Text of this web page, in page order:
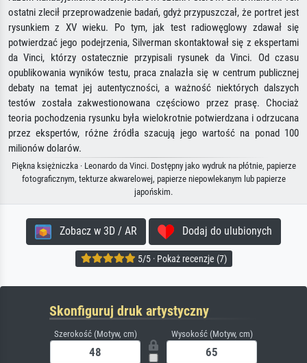
ostatni zlecił przeprowadzenie badań, gdyż przypuszczał, że portret jest
rysunkiem z XV wieku. Po tym, jak test radiowęglowy zdawał się
potwierdzać jego podejrzenia, Silverman skontaktował się z ekspertami
da Vinci, którzy ostatecznie przypisali rysunek da Vinci. Od czasu
opublikowania wyników testu, praca znalazła się w centrum publicznej
debaty na temat jej autentyczności, a ważność niektórych dalszych
testów została zakwestionowana częściowo przez prasę. Chociaż
teoria pochodzenia rysunku była wielokrotnie potwierdzana i odrzucana
przez ekspertów, różne źródła szacują jego wartość na ponad 100
milionów dolarów.
Piękna księżniczka · Leonardo da Vinci. Dostępny jako wydruk na płótnie, papierze
fotograficznym, tekturze akwarelowej, papierze niepowlekanym lub papierze
japońskim.
Zobacz w 3D / AR Dodaj do ulubionych
5/5 · Pokaż recenzje (7)
Skonfiguruj druk artystyczny
Szerokość (Motyw, cm) Wysokość (Motyw, cm)